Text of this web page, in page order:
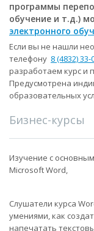
программы
обучение и т.д.)
электронного
Если вы не нашли
телефону 8 (4832) 33-
разработаем курс и
Предусмотрена
образовательных
Бизнес-курсы
Изучение с
Microsoft Word,
Слушатели курса
умениями, как
напечатать